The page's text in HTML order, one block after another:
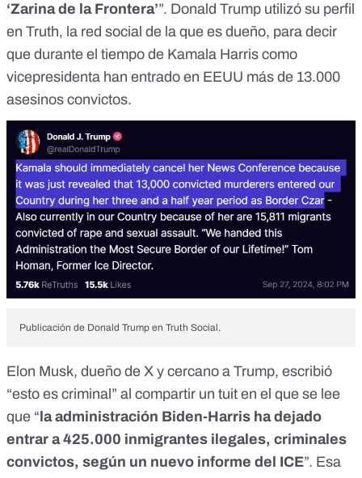
‘Zarina de la Frontera’”. Donald Trump utilizó su perfil
en Truth, la red social de la que es dueño, para decir
que durante el tiempo de Kamala Harris como
vicepresidenta han entrado en EEUU más de 13.000
asesinos convictos.
Publicación de Donald Trump en Truth Social.
Elon Musk, dueño de X y cercano a Trump, escribió
“esto es criminal” al compartir un tuit en el que se lee
que “ la administración Biden-Harris ha dejado
entrar a 425.000 inmigrantes ilegales, criminales
convictos, según un nuevo informe del ICE”. Esa